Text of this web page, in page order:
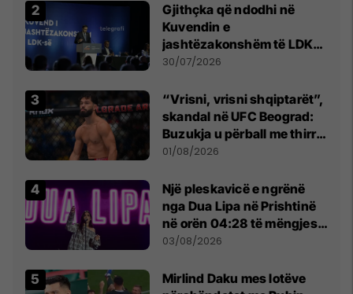
Gjithçka që ndodhi në
Kuvendin e
jashtëzakonshëm të LDK-
së
30/07/2026
“Vrisni, vrisni shqiptarët”,
skandal në UFC Beograd:
Buzukja u përball me thirrje
anti-shqiptare nga
01/08/2026
Një pleskavicë e ngrënë
nga Dua Lipa në Prishtinë
në orën 04:28 të mëngjesit
- dhe bota digjitale serbe
03/08/2026
Mirlind Daku mes lotëve